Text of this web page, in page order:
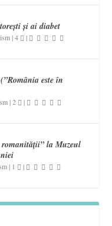
și ai diabet
|4 |
este în
|2 |
la Muzeul
| 1 |